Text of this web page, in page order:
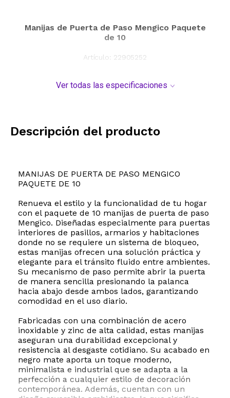
Manijas de Puerta de Paso Mengico Paquete
de 10
Artículo: 22905252
Ver todas las especificaciones
Descripción del producto
MANIJAS DE PUERTA DE PASO MENGICO
PAQUETE DE 10
Renueva el estilo y la funcionalidad de tu hogar
con el paquete de 10 manijas de puerta de paso
Mengico. Diseñadas especialmente para puertas
interiores de pasillos, armarios y habitaciones
donde no se requiere un sistema de bloqueo,
estas manijas ofrecen una solución práctica y
elegante para el tránsito fluido entre ambientes.
Su mecanismo de paso permite abrir la puerta
de manera sencilla presionando la palanca
hacia abajo desde ambos lados, garantizando
comodidad en el uso diario.
Fabricadas con una combinación de acero
inoxidable y zinc de alta calidad, estas manijas
aseguran una durabilidad excepcional y
resistencia al desgaste cotidiano. Su acabado en
negro mate aporta un toque moderno,
minimalista e industrial que se adapta a la
perfección a cualquier estilo de decoración
contemporánea. Además, cuentan con un